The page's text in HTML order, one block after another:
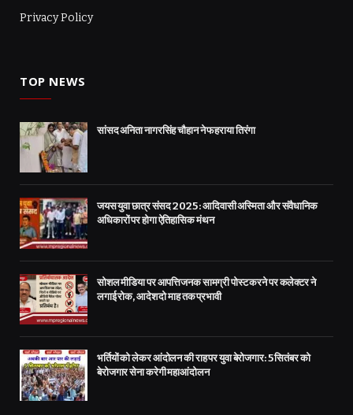
Privacy Policy
TOP NEWS
सांसद अनिता नागरसिंह चौहान ने फहराया तिरंगा
जयस युवा छात्र संसद 2025 : आदिवासी अस्मिता और संवैधानिक
अधिकारों पर होगा ऐतिहासिक मंथन
सोशल मीडिया पर आपत्तिजनक सामग्री पोस्ट करने पर कलेक्टर ने
लगाई रोक, आदेश दो माह तक प्रभावी
भर्तियों को लेकर आंदोलन की राह पर युवा बेरोजगार: 5 सितंबर को
बेरोजगार सेना करेगी महाआंदोलन